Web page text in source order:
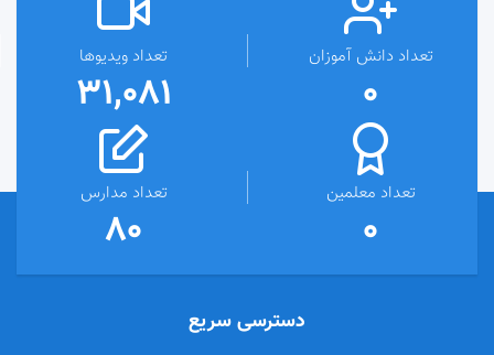
تعداد دانش آموزان
0
تعداد ویدیوها
31,081
تعداد معلمین
0
تعداد مدارس
80
دسترسی سریع